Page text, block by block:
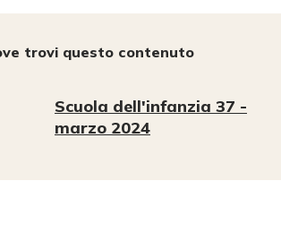
trovi questo contenuto
Scuola dell'infanzia 37 -
marzo 2024